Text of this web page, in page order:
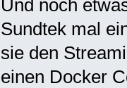
Und noch
Sundtek mal
sie den
einen Docker